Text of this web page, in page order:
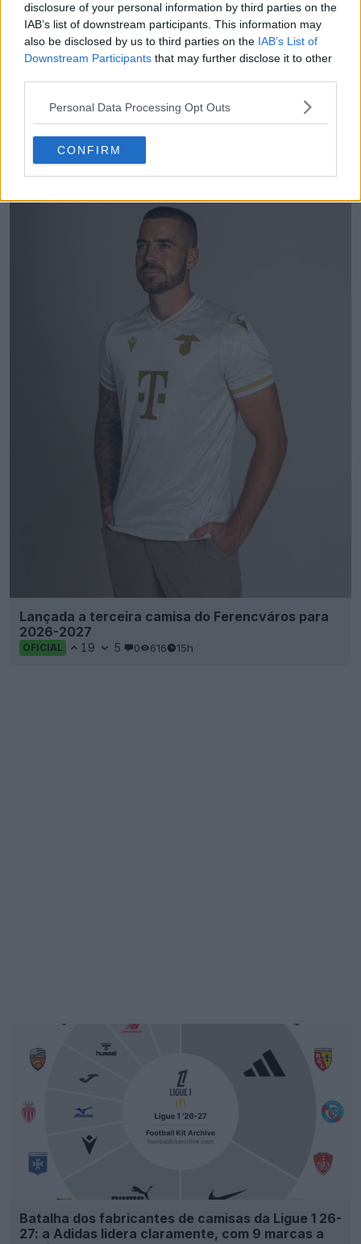
disclosure of your personal information by third parties on the
IAB’s list of downstream participants. This information may
also be disclosed by us to third parties on the IAB’s List of
Downstream Participants that may further disclose it to other
Personal Data Processing Opt Outs
CONFIRM
Divulgada a camisa reserva do Nottingham Forest
para a época 26-27
Lançada a terceira camisa do Ferencváros para
2026-2027
OFICIAL 19 5 0 616 15h
Batalha dos fabricantes de camisas da Ligue 1 26-
27: a Adidas lidera claramente, com 9 marcas a